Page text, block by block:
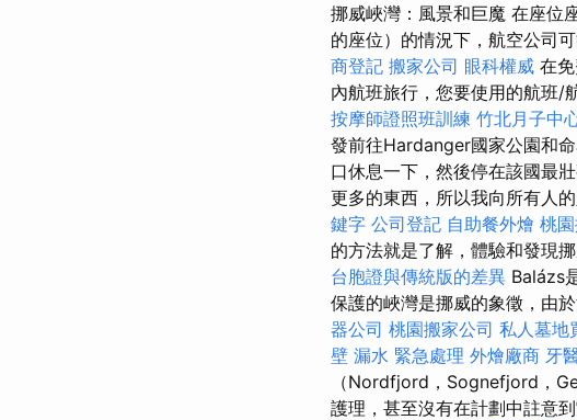
挪威峽灣：風景和巨魔 在座位
的座位）的情況下，航空公司
商登記 搬家公司 眼科權威 在
內航班旅行，您要使用的航班/
按摩師證照班訓練 竹北月子中
發前往Hardanger國家公園和
口休息一下，然後停在該國最
更多的東西，所以我向所有人
鍵字 公司登記 自助餐外燴 桃
的方法就是了解，體驗和發現
台胞證與傳統版的差異 Balázs
保護的峽灣是挪威的象徵，由
器公司 桃園搬家公司 私人墓地
壁 漏水 緊急處理 外燴廠商 牙
（Nordfjord，Sognefjord，
護理，甚至沒有在計劃中註意到